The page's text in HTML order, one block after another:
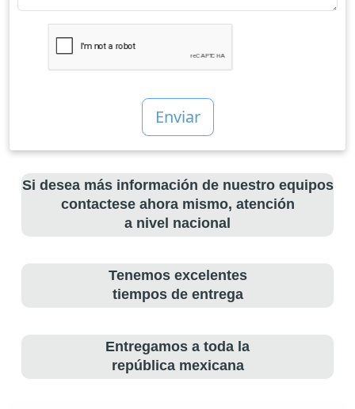
Si desea más información de nuestro equipos
contactese ahora mismo, atención
a nivel nacional
Tenemos excelentes
tiempos de entrega
Entregamos a toda la
república mexicana